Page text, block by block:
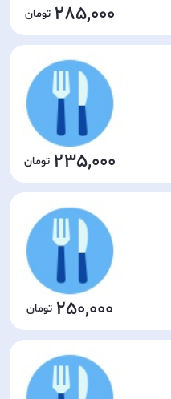
285,000
235,000
250,000